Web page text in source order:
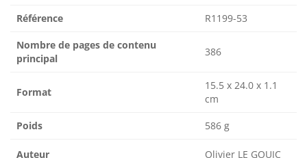
Référence R1199-53
Nombre de pages de contenu
principal
386
Format
15.5 x 24.0 x 1.1
cm
Poids 586 g
Auteur Olivier LE GOUIC